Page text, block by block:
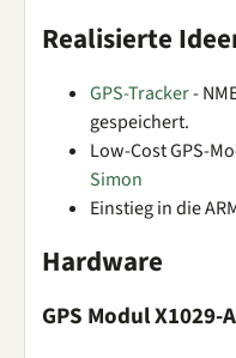
Realisierte
GPS-Tracker-
gespeichert.
Low-Cost GPS-
Simon
Einstieg in die
Hardware
GPS Modul X1029-